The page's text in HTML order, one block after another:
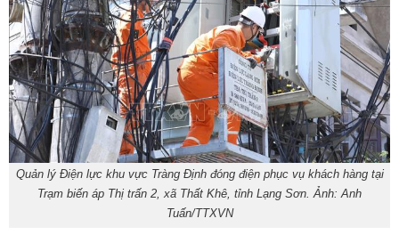
Quản lý Điện lực khu vực Tràng Định đóng điện phục vụ khách hàng tại
Trạm biến áp Thị trấn 2, xã Thất Khê, tỉnh Lạng Sơn. Ảnh: Anh
Tuấn/TTXVN